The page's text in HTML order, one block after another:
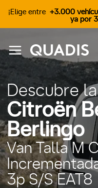
¡Elige entre +3.000
ya por
Descubre
Citroën
Berlingo
Van Talla M
3p S/S EAT8